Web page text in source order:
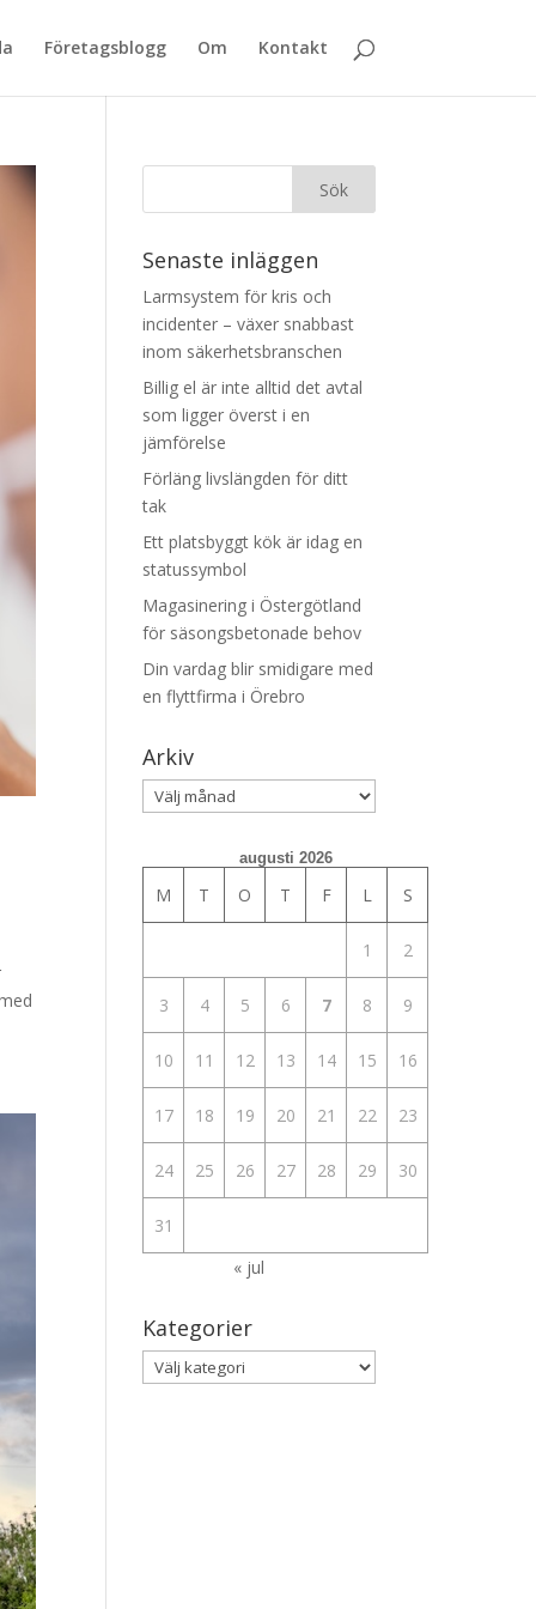
Företagsblogg Om Kontakt
Senaste inläggen
Larmsystem för kris och
incidenter – växer snabbast
inom säkerhetsbranschen
Billig el är inte alltid det avtal
som ligger överst i en
jämförelse
Förläng livslängden för ditt
tak
Ett platsbyggt kök är idag en
statussymbol
Magasinering i Östergötland
för säsongsbetonade behov
Din vardag blir smidigare med
en flyttfirma i Örebro
Arkiv
Arkiv
augusti 2026
M T O T F L S
1 2
3 4 5 6 7 8 9
10 11 12 13 14 15 16
17 18 19 20 21 22 23
24 25 26 27 28 29 30
31
« jul
Kategorier
Kategorier